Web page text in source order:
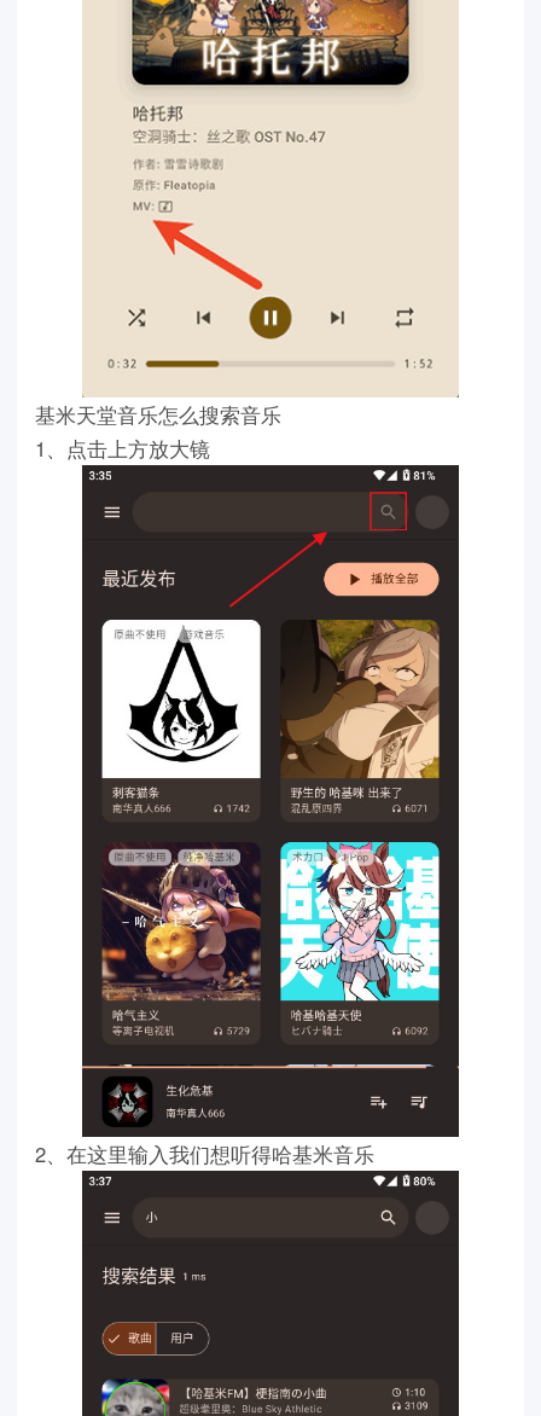
基米天堂音乐怎么搜索音乐
1、点击上方放大镜
2、在这里输入我们想听得哈基米音乐